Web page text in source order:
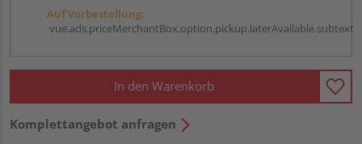
Auf Vorbestellung:
vue.ads.priceMerchantBox.option.pickup.laterAvailable.subtext
In den Warenkorb
Komplettangebot anfragen